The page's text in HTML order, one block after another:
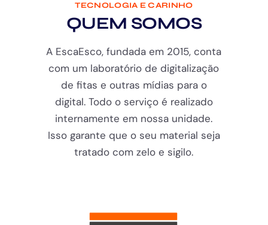
TECNOLOGIA E CARINHO
QUEM SOMOS
A EscaEsco, fundada em 2015, conta
com um laboratório de digitalização
de fitas e outras mídias para o
digital. Todo o serviço é realizado
internamente em nossa unidade.
Isso garante que o seu material seja
tratado com zelo e sigilo.